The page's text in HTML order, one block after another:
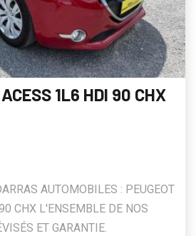
1L6 HDI 90 CHX
AUTOMOBILES : PEUGEOT
CHX L'ENSEMBLE DE NOS
ET GARANTIE.